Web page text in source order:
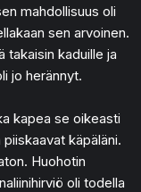
mahdollisuus oli
sen arvoinen.
takaisin kaduille ja
jo herännyt.
kapea se oikeasti
käpäläni.
Huohotin
oli todella